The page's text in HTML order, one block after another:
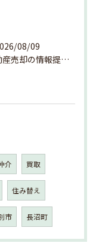
08/09
不動産売却の情報提供を通じて北海道札幌市で後悔しない売却を実現するためのポイント
介 買取
住み替え
市 長沼町